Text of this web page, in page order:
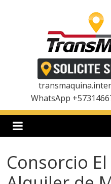
a
n
WhatsApp
Consorcio